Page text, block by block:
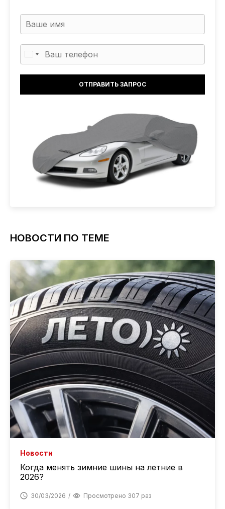
НОВОСТИ ПО ТЕМЕ
Новости
Когда менять зимние шины на летние в
2026?
30/03/2026 Просмотрено 307 раз